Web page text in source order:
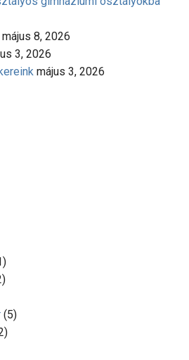
május 8, 2026
3, 2026
május 3, 2026
(5)